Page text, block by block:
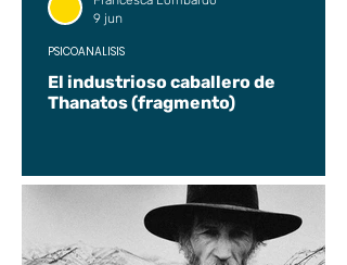
El industrioso caballero de
Thanatos (fragmento)
PSICOANÁLISIS
9 jun